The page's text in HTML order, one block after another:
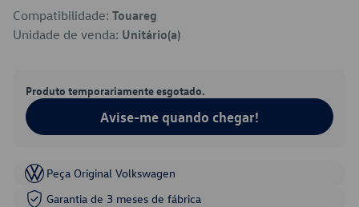
Compatibilidade: Touareg
Unidade de venda: Unitário(a)
Produto temporariamente esgotado.
Avise-me quando chegar!
Peça Original Volkswagen
Garantia de 3 meses de fábrica